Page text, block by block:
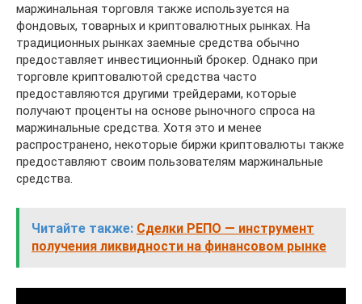
маржинальная торговля также используется на
фондовых, товарных и криптовалютных рынках. На
традиционных рынках заемные средства обычно
предоставляет инвестиционный брокер. Однако при
торговле криптовалютой средства часто
предоставляются другими трейдерами, которые
получают проценты на основе рыночного спроса на
маржинальные средства. Хотя это и менее
распространено, некоторые биржи криптовалюты также
предоставляют своим пользователям маржинальные
средства.
Читайте также: Сделки РЕПО — инструмент
получения ликвидности на финансовом рынке